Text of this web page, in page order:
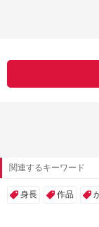
関連するキーワード
身長 作品